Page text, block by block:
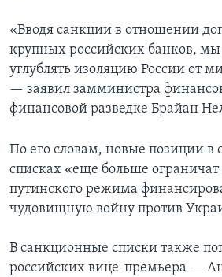
«Вводя санкции в отношении
крупных российских банков,
углублять изоляцию России от
— заявил замминистра
финансовой разведке Брайан
По его словам, новые позиции
списках «еще больше ограничат
путинского режима
чудовищную войну против
В санкционные списки также
российских вице-премьера —